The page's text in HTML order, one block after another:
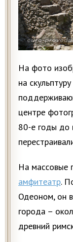
На фото
на
центре
80-е годы до
На массовые
амфитеатр.
Одеоном, он
города –
древний